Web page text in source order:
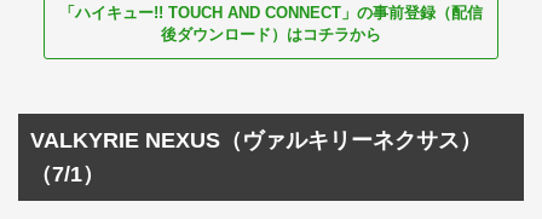
「ハイキュー!! TOUCH AND CONNECT」の事前登録（配信
後ダウンロード）はコチラから
VALKYRIE NEXUS（ヴァルキリーネクサス）
（7/1）